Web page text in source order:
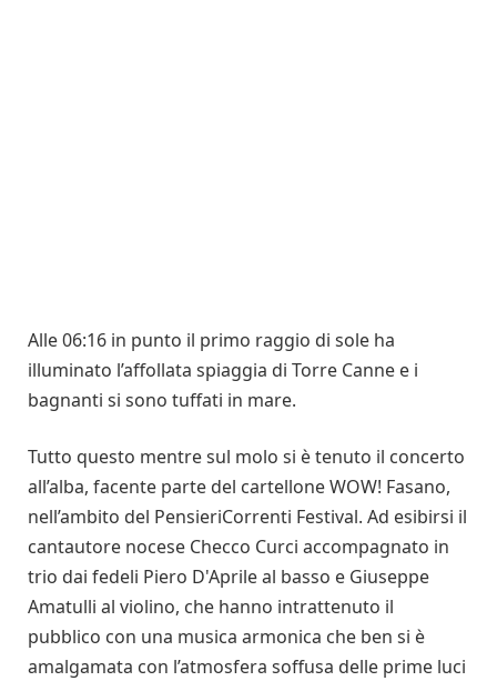
Alle 06:16 in punto il primo raggio di sole ha
illuminato l’affollata spiaggia di Torre Canne e i
bagnanti si sono tuffati in mare.
Tutto questo mentre sul molo si è tenuto il concerto
all’alba, facente parte del cartellone WOW! Fasano,
nell’ambito del PensieriCorrenti Festival. Ad esibirsi il
cantautore nocese Checco Curci accompagnato in
trio dai fedeli Piero D'Aprile al basso e Giuseppe
Amatulli al violino, che hanno intrattenuto il
pubblico con una musica armonica che ben si è
amalgamata con l’atmosfera soffusa delle prime luci